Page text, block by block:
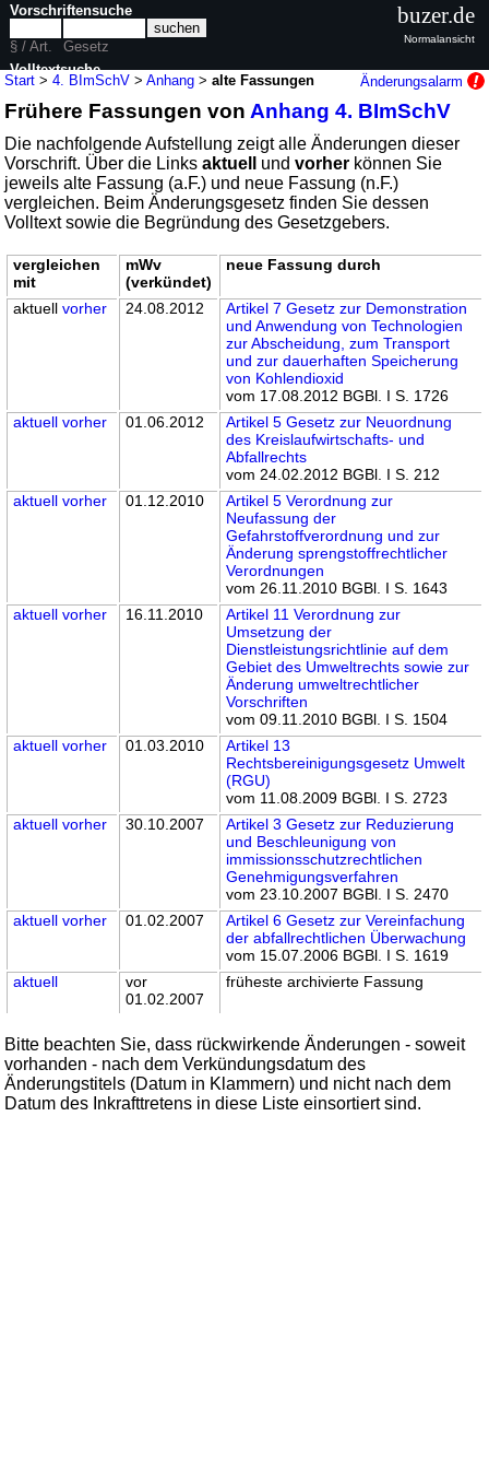
Start >4. BImSchV >Anhang >alte Fassungen Änderungsalarm
Frühere Fassungen von Anhang 4. BImSchV
Die nachfolgende Aufstellung zeigt alle Änderungen dieser
Vorschrift. Über die Linksaktuell undvorher können Sie
jeweils alte Fassung (a.F.) und neue Fassung (n.F.)
vergleichen. Beim Änderungsgesetz finden Sie dessen
Volltext sowie die Begründung des Gesetzgebers.
vergleichen
mit
mWv
(verkündet)
neue Fassung durch
aktuellvorher 24.08.2012
Artikel 7 Gesetz zur Demonstration
und Anwendung von Technologien
zur Abscheidung, zum Transport
und zur dauerhaften Speicherung
von Kohlendioxid
vom 17.08.2012 BGBl. I S. 1726
aktuell vorher 01.06.2012
Artikel 5 Gesetz zur Neuordnung
des Kreislaufwirtschafts- und
Abfallrechts
vom 24.02.2012 BGBl. I S. 212
aktuell vorher 01.12.2010
Artikel 5 Verordnung zur
Neufassung der
Gefahrstoffverordnung und zur
Änderung sprengstoffrechtlicher
Verordnungen
vom 26.11.2010 BGBl. I S. 1643
aktuell vorher 16.11.2010
Artikel 11 Verordnung zur
Umsetzung der
Dienstleistungsrichtlinie auf dem
Gebiet des Umweltrechts sowie zur
Änderung umweltrechtlicher
Vorschriften
vom 09.11.2010 BGBl. I S. 1504
aktuell vorher 01.03.2010
Artikel 13
Rechtsbereinigungsgesetz Umwelt
(RGU)
vom 11.08.2009 BGBl. I S. 2723
aktuell vorher 30.10.2007
Artikel 3 Gesetz zur Reduzierung
und Beschleunigung von
immissionsschutzrechtlichen
Genehmigungsverfahren
vom 23.10.2007 BGBl. I S. 2470
aktuell vorher 01.02.2007
Artikel 6 Gesetz zur Vereinfachung
der abfallrechtlichen Überwachung
vom 15.07.2006 BGBl. I S. 1619
aktuell
vor
01.02.2007
früheste archivierte Fassung
Bitte beachten Sie, dass rückwirkende Änderungen - soweit
vorhanden - nach dem Verkündungsdatum des
Änderungstitels (Datum in Klammern) und nicht nach dem
Datum des Inkrafttretens in diese Liste einsortiert sind.
Vorschriftensuche
§ / Art.
Gesetz
Volltextsuche
nur in 4. BImSchV
buzer.de
Normalansicht